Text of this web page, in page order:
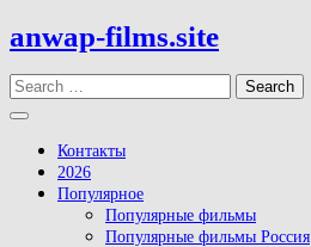
Skip
to
content
anwap-films.site
Search
Open
Button
Контакты
2026
Популярное
Популярные фильмы
Популярные фильмы Россия